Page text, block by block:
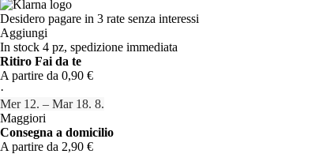
Desidero pagare in 3 rate senza interessi
Aggiungi
In stock 4 pz, spedizione immediata
Ritiro Fai da te
A partire da 0,90 €
·
Mer 12. – Mar 18. 8.
Maggiori
Consegna a domicilio
A partire da 2,90 €